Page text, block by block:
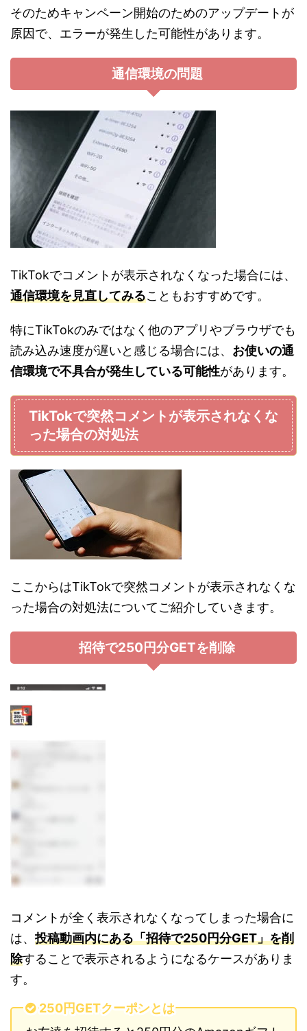
そのためキャンペーン開始のためのアップデートが
原因で、エラーが発生した可能性があります。
通信環境の問題
TikTokでコメントが表示されなくなった場合には、
通信環境を見直してみることもおすすめです。
特にTikTokのみではなく他のアプリやブラウザでも
読み込み速度が遅いと感じる場合には、 お使いの通
信環境で不具合が発生している可能性があります。
TikTokで突然コメントが表示されなくな
った場合の対処法
ここからはTikTokで突然コメントが表示されなくな
った場合の対処法についてご紹介していきます。
招待で250円分GETを削除
コメントが全く表示されなくなってしまった場合に
は、投稿動画内にある「招待で250円分GET」を削
除することで表示されるようになるケースがありま
す。
250円GETクーポンとは